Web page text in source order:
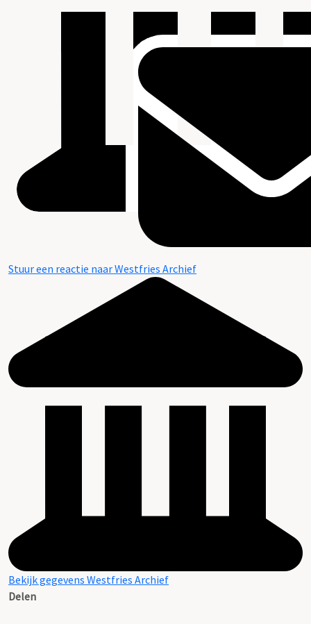
Stuur een reactie naar Westfries Archief
Bekijk gegevens Westfries Archief
Delen